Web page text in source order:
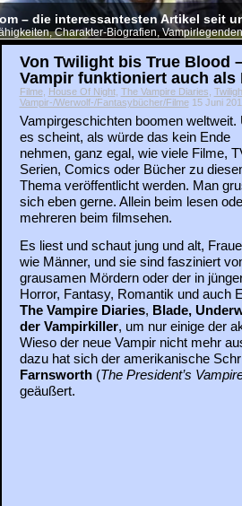
– die interessantesten Artikel seit
Charakter-Biografien,
Von Twilight bis True Blood
Vampir funktioniert auch als
Filme, House Of Night, The Vampire Diaries
Vampir-/Werwolf-/Fantasybücher/Filme15 Juni
Vampirgeschichten boomen weltweit.
es scheint, als würde das kein Ende
nehmen, ganz egal, wie viele Filme,
Serien, Comics oder Bücher zu
Thema veröffentlicht werden. Man
sich eben gerne. Allein beim lesen
mehreren beim filmsehen.
Es liest und schaut jung und alt,
wie Männer, und sie sind fasziniert
grausamen Mördern oder der in
Horror, Fantasy, Romantik und auch
The Vampire Diaries, Blade,
der Vampirkiller, um nur einige der
Wieso der neue Vampir nicht mehr
dazu hat sich der amerikanische
Farnsworth(The President’s
geäußert.